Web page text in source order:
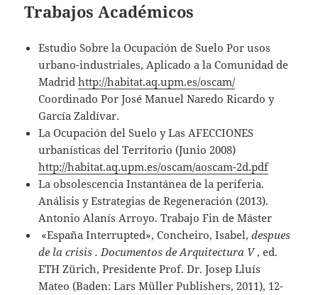
Trabajos Académicos
Estudio Sobre la Ocupación de Suelo Por usos
urbano-industriales, Aplicado a la Comunidad de
Madridhttp://habitat.aq.upm.es/oscam/
Coordinado Por José Manuel Naredo Ricardo y
García Zaldívar.
La Ocupación del Suelo y Las AFECCIONES
urbanísticas del Territorio (Junio ​​2008)
http://habitat.aq.upm.es/oscam/aoscam-2d.pdf
La obsolescencia Instantánea de la periferia.
Análisis y Estrategias de Regeneración (2013).
Antonio Alanís Arroyo. Trabajo Fin de Máster
«España Interrupted», Concheiro, Isabel,despues
de la crisis. Documentos de Arquitectura V, ed.
ETH Zürich, Presidente Prof. Dr. Josep Lluís
Mateo (Baden: Lars Müller Publishers, 2011), 12-